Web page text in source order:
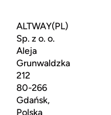
ALTWAY(PL)
Sp. z o. o.
Aleja
Grunwaldzka
212
80-266
Gdańsk,
Polska